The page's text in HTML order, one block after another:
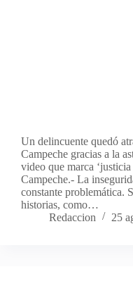
Un delincuente quedó
Campeche gracias a la
video que marca
Campeche.- La
constante problemática.
historias, como…
Redaccion
25